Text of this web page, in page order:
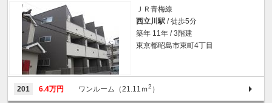
ＪＲ青梅線
西立川駅 / 徒歩5分
築年 11年 / 3階建
東京都昭島市東町4丁目
201 6.4万円 ワンルーム（21.11ｍ2 ）